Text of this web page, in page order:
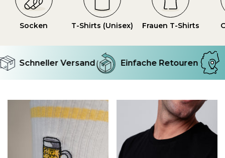
Socken T-Shirts (Unisex) Frauen T-Shirts
Schneller Versand Einfache Retouren